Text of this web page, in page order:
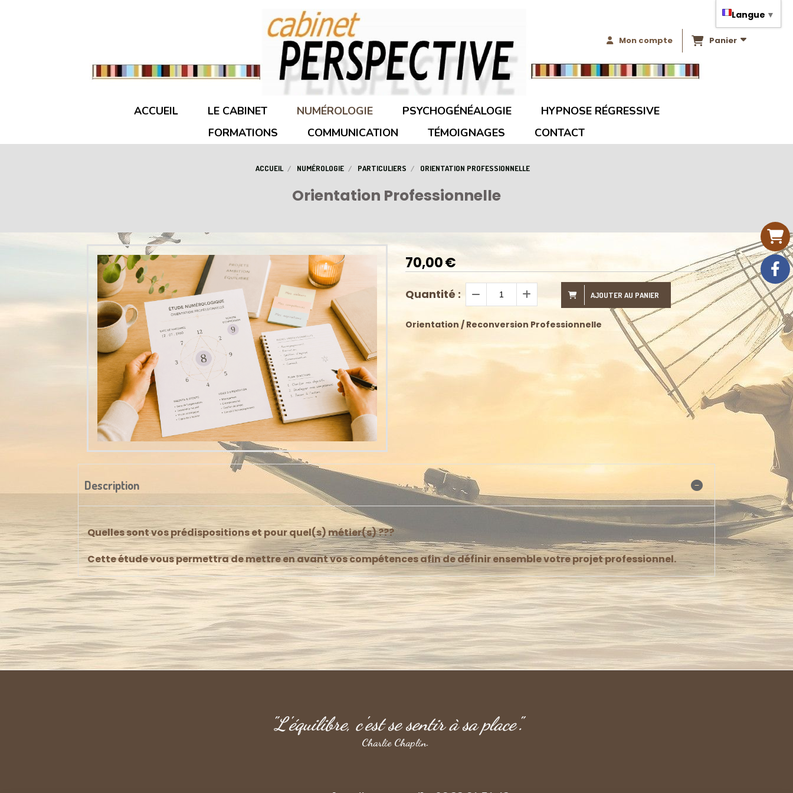
Mon compte Panier
ACCUEIL LE CABINET NUMÉROLOGIE PSYCHOGÉNÉALOGIE
HYPNOSE RÉGRESSIVE
FORMATIONS
COMMUNICATION TÉMOIGNAGES CONTACT
ACCUEIL NUMÉROLOGIE PARTICULIERS ORIENTATION PROFESSIONNELLE
Orientation Professionnelle
70,00€
Quantité : AJOUTER AU PANIER
Orientation / Reconversion Professionnelle
Description
Quelles sont vos prédispositions et pour quel(s) métier(s) ???
Cette étude vous permettra de mettre en avant vos compétences afin de définir ensemble votre projet professionnel.
"L'équilibre, c'est se sentir à sa place".
Charlie Chaplin.
Langue ▼